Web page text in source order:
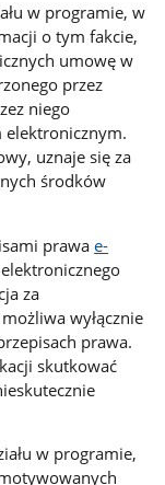
w programie, w
o tym fakcie,
umowę w
przez
niego
uznaje się za
środków
prawae-
za
wyłącznie
prawa.
skutkować
w programie,